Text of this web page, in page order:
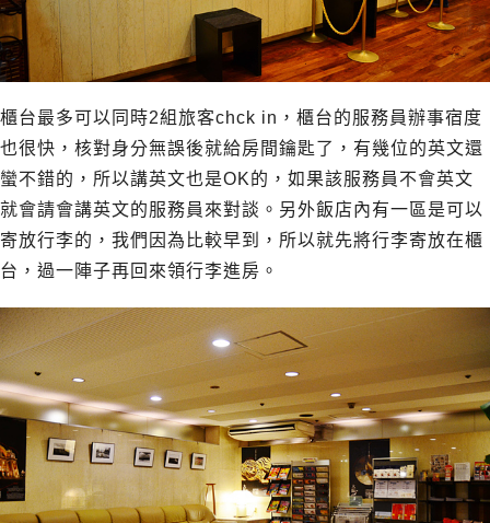
櫃台最多可以同時2組旅客chck in，櫃台的服務員辦事宿度
也很快，核對身分無誤後就給房間鑰匙了，有幾位的英文還
蠻不錯的，所以講英文也是OK的，如果該服務員不會英文
就會請會講英文的服務員來對談。另外飯店內有一區是可以
寄放行李的，我們因為比較早到，所以就先將行李寄放在櫃
台，過一陣子再回來領行李進房。